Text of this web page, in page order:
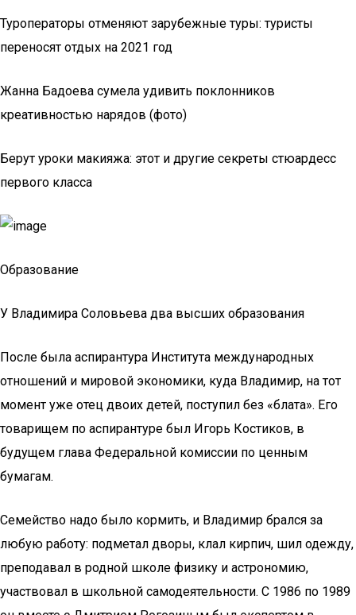
Туроператоры отменяют зарубежные туры: туристы
переносят отдых на 2021 год
Жанна Бадоева сумела удивить поклонников
креативностью нарядов (фото)
Берут уроки макияжа: этот и другие секреты стюардесс
первого класса
Образование
У Владимира Соловьева два высших образования
После была аспирантура Института международных
отношений и мировой экономики, куда Владимир, на тот
момент уже отец двоих детей, поступил без «блата». Его
товарищем по аспирантуре был Игорь Костиков, в
будущем глава Федеральной комиссии по ценным
бумагам.
Семейство надо было кормить, и Владимир брался за
любую работу: подметал дворы, клал кирпич, шил одежду,
преподавал в родной школе физику и астрономию,
участвовал в школьной самодеятельности. С 1986 по 1989